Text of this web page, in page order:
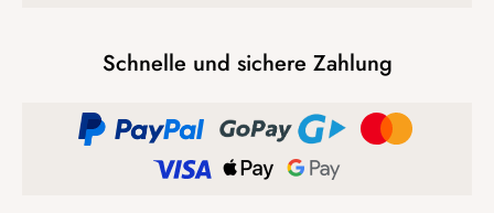
Schnelle und sichere Zahlung